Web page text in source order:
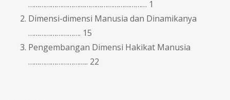
……………………………………………………… 1
Dimensi-dimensi Manusia dan Dinamikanya
………………………. 15
Pengembangan Dimensi Hakikat Manusia
………………………….. 22